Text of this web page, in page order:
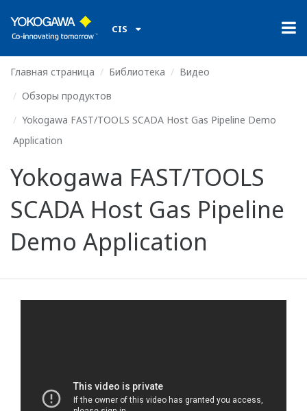
CIS
Главная страница Библиотека
Видео
Обзоры продуктов
Yokogawa FAST/TOOLS SCADA Host Gas Pipeline Demo
Application
Yokogawa FAST/TOOLS
SCADA Host Gas Pipeline
Demo Application